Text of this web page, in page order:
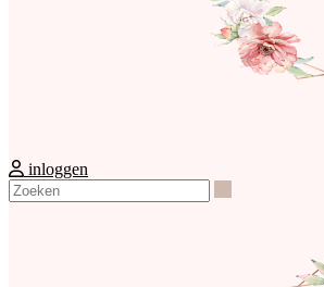
inloggen